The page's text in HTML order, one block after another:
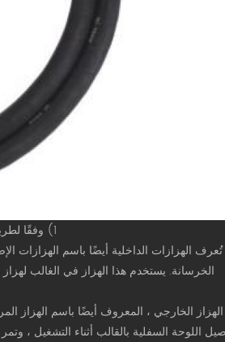
1) وفقًا لطريقة نقل الاهتزاز ، هناك ثلاثة أنواع من الهزازات الداخلية ، الهزازات الخارجية وهزازات السطح.
الخرسانة. يستخدم هذا الهزاز في الغالب
الهزاز الخارجي ، المعروف أيضًا باسم الهزاز
اللوحة السفلية بالقالب أثناء التشغيل ،